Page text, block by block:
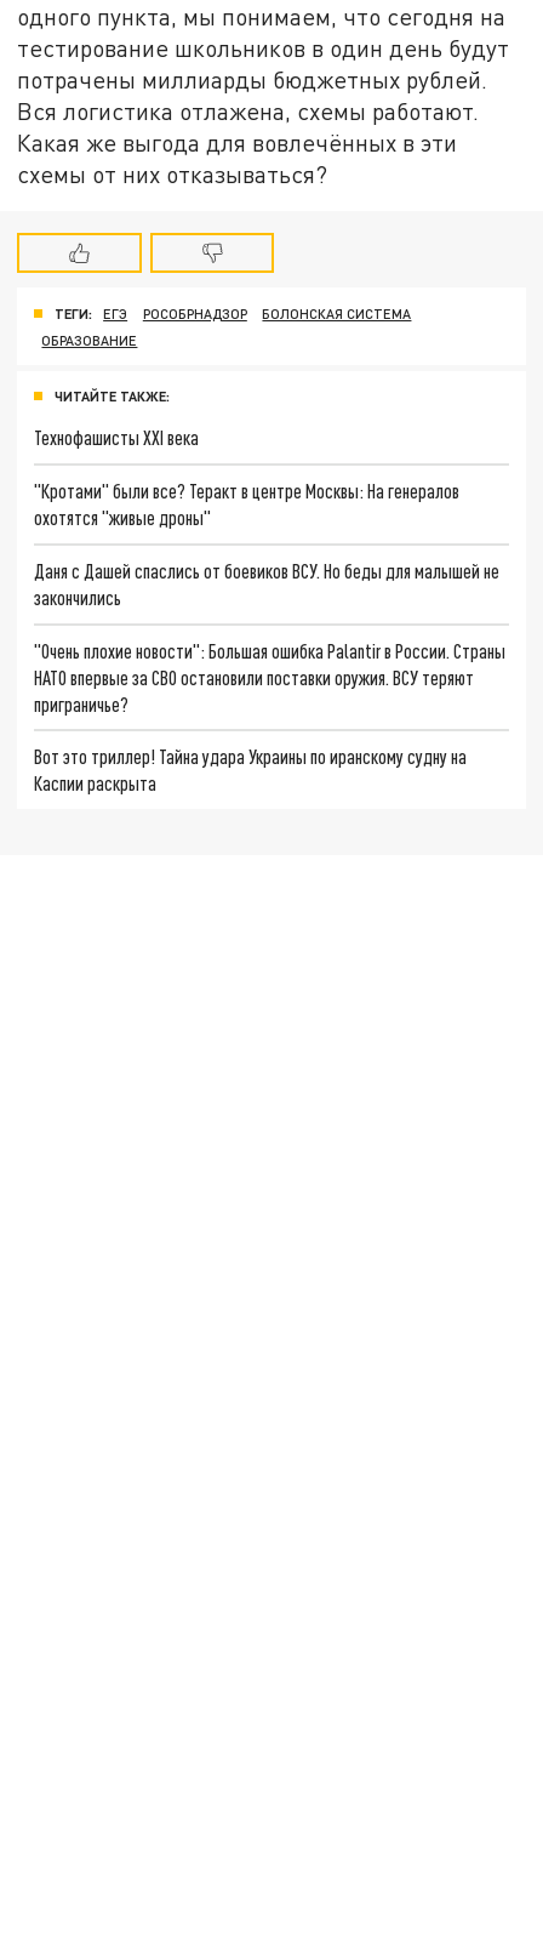
одного пункта, мы понимаем, что сегодня на
тестирование школьников в один день будут
потрачены миллиарды бюджетных рублей.
Вся логистика отлажена, схемы работают.
Какая же выгода для вовлечённых в эти
схемы от них отказываться?
ТЕГИ: ЕГЭ РОСОБРНАДЗОР
БОЛОНСКАЯ СИСТЕМА
ОБРАЗОВАНИЕ
ЧИТАЙТЕ ТАКЖЕ:
Технофашисты XXI века
"Кротами" были все? Теракт в центре Москвы: На генералов
охотятся "живые дроны"
Даня с Дашей спаслись от боевиков ВСУ. Но беды для малышей не
закончились
"Очень плохие новости": Большая ошибка Palantir в России. Страны
НАТО впервые за СВО остановили поставки оружия. ВСУ теряют
приграничье?
Вот это триллер! Тайна удара Украины по иранскому судну на
Каспии раскрыта